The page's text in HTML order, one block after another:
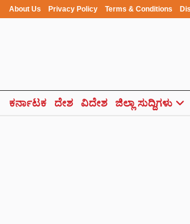
About Us Privacy Policy Terms & Conditions
ಕರ್ನಾಟಕ ದೇಶ ವಿದೇಶ ಜಿಲ್ಲಾ ಸುದ್ದಿಗಳು